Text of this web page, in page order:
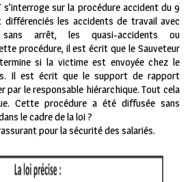
s’interroge sur la procédure accident du 9
différenciés les accidents de travail avec
arrêt, les quasi-accidents ou
procédure, il est écrit que le Sauveteur
si la victime est envoyée chez le
Il est écrit que le support de rapport
par le responsable hiérarchique. Tout cela
Cette procédure a été diffusée sans
le cadre de la loi ?
pour la sécurité des salariés.